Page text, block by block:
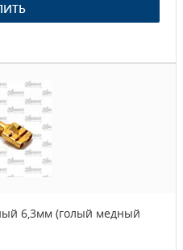
6,3мм (голый медный